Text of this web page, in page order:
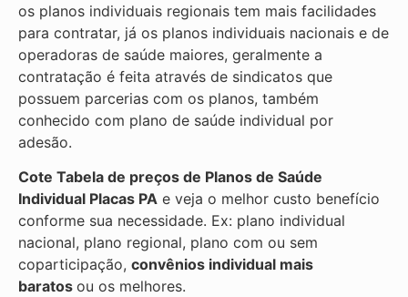
os planos individuais regionais tem mais facilidades
para contratar, já os planos individuais nacionais e de
operadoras de saúde maiores, geralmente a
contratação é feita através de sindicatos que
possuem parcerias com os planos, também
conhecido com plano de saúde individual por
adesão.
Cote Tabela de preços de Planos de Saúde
Individual Placas PA e veja o melhor custo benefício
conforme sua necessidade. Ex: plano individual
nacional, plano regional, plano com ou sem
coparticipação, convênios individual mais
baratos ou os melhores.